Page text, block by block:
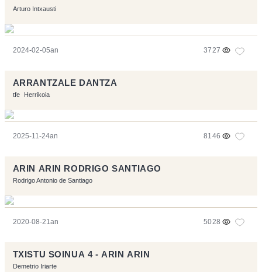
Arturo Intxausti
2024-02-05an 3727
ARRANTZALE DANTZA
tfe Herrikoia
2025-11-24an 8146
ARIN ARIN RODRIGO SANTIAGO
Rodrigo Antonio de Santiago
2020-08-21an 5028
TXISTU SOINUA 4 - ARIN ARIN
Demetrio Iriarte